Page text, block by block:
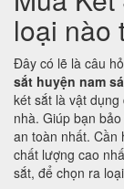
loại nào
Đây có lẽ là câu
sắt huyện nam
két sắt là vật
nhà. Giúp bạn
an toàn nhất. Cần
chất lượng cao
sắt, để chọn ra